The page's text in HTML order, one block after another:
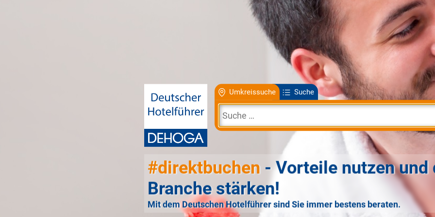
Umkreissuche Suche
#direktbuchen - Vorteile nutzen und
Branche stärken!
Mit dem Deutschen Hotelführer sind Sie immer bestens beraten.